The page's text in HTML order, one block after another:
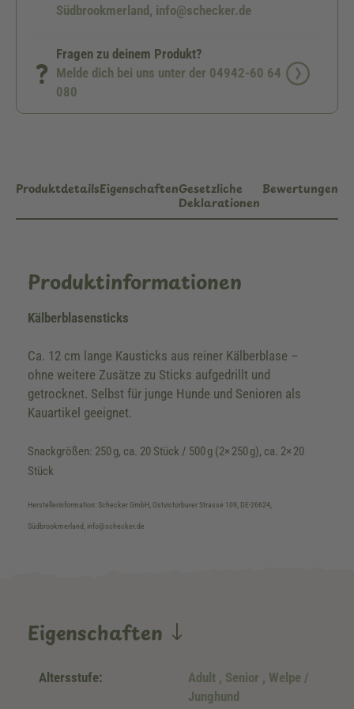
Südbrookmerland, info@schecker.de
Fragen zu deinem Produkt?
Melde dich bei uns unter der 04942-60 64
080
ProduktdetailsEigenschaftenGesetzliche
Deklarationen
Bewertungen
Produktinformationen
Kälberblasensticks
Ca. 12 cm lange Kausticks aus reiner Kälberblase –
ohne weitere Zusätze zu Sticks aufgedrillt und
getrocknet. Selbst für junge Hunde und Senioren als
Kauartikel geeignet.
Snackgrößen: 250 g, ca. 20 Stück / 500 g (2× 250 g), ca. 2× 20
Stück
Herstellerinformation: Schecker GmbH, Ostvictorburer Strasse 109, DE-26624,
Südbrookmerland, info@schecker.de
Eigenschaften
Altersstufe: Adult , Senior , Welpe /
Junghund